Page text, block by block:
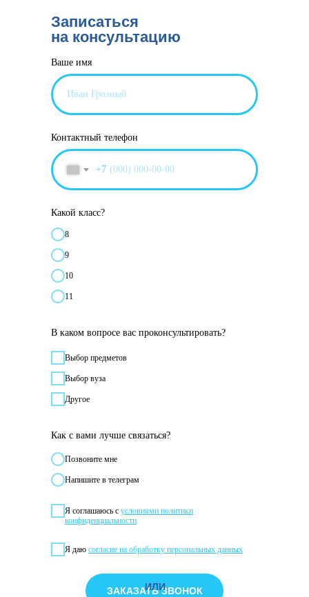
Ваше имя
Контактный телефон
+7
Какой класс?
8
9
10
11
В каком вопросе вас проконсультировать?
Выбор предметов
Выбор вуза
Другое
Как с вами лучше связаться?
Позвонитe мне
Напишите в телеграм
Я соглашаюсь с условиями политики
конфиденциальности
Я даю согласие на обработку персональных данных
ЗАКАЗАТЬ ЗВОНОК
Записаться
на консультацию
ИЛИ